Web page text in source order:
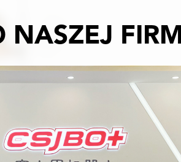
NASZEJ